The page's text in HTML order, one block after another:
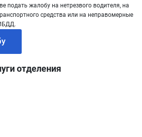
подать жалобу на нетрезвого водителя, на
средства или на неправомерные
отделения